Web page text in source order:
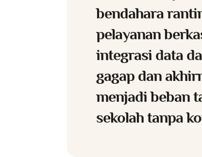
bendahara
pelayanan
integrasi data
gagap dan
menjadi beban
sekolah tanpa